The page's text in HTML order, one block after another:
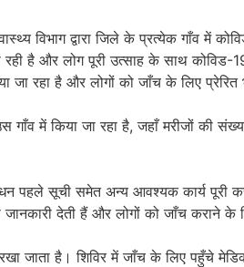
विभाग द्वारा जिले के प्रत्येक गाँव में
है और लोग पूरी उत्साह के साथ कोविड-19
जा रहा है और लोगों को जाँच के लिए प्रेरित
में किया जा रहा है, जहाँ मरीजों की
पहले सूची समेत अन्य आवश्यक कार्य
देती हैं और लोगों को जाँच कराने के
रखा जाता है। शिविर में जाँच के लिए पहुँचे